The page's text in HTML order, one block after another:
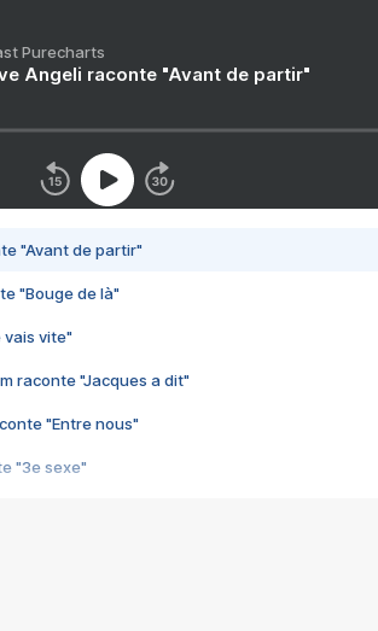
Purecharts
Angeli raconte "Avant de partir"
"Avant de partir"
"Bouge de là"
vais vite"
raconte "Jacques a dit"
"Entre nous"
"3e sexe"